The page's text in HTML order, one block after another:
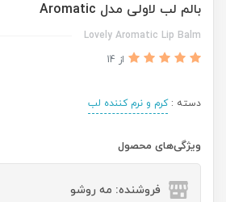
بالم لب لاولی مدل Aromatic
Lovely Aromatic Lip Balm
از 14
دسته :کرم و نرم کننده لب
ویژگی‌های محصول
فروشنده: مه رو‌شو